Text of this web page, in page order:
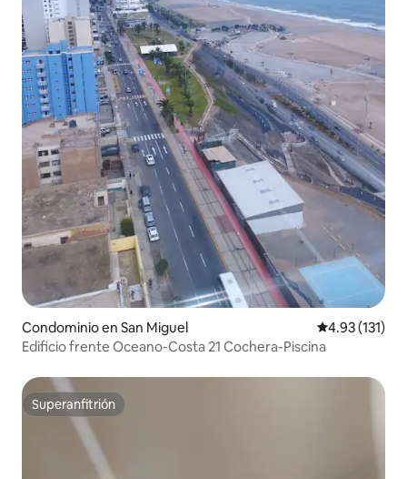
Condominio en San Miguel Calificación
4.93 (131)
Edificio frente Oceano-Costa 21 Cochera-Piscina
Superanfitrión
Superanfitrión